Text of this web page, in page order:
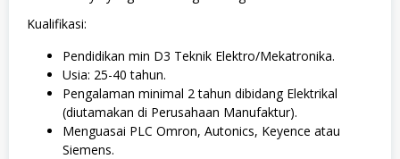
Kualifikasi:
Pendidikan min D3 Teknik Elektro/Mekatronika.
Usia: 25-40 tahun.
Pengalaman minimal 2 tahun dibidang Elektrikal
(diutamakan di Perusahaan Manufaktur).
Menguasai PLC Omron, Autonics, Keyence atau
Siemens.